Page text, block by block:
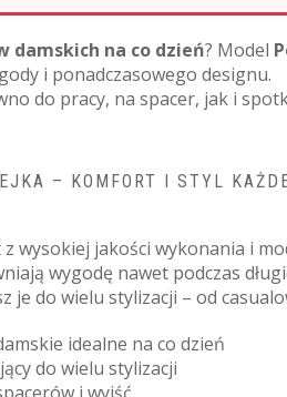
damskich na co dzień? Model
i ponadczasowego designu.
do pracy, na spacer, jak i
– KOMFORT I STYL
z wysokiej jakości wykonania i
wygodę nawet podczas
je do wielu stylizacji – od
idealne na co dzień
do wielu stylizacji